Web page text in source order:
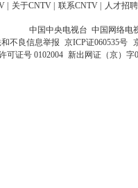
关于CNTV 联系CNTV 人才招聘
中国中央电视台 中国网络电
不良信息举报 京ICP证060535号
可证号 0102004 新出网证（京）